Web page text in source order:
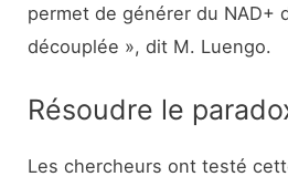
permet de générer du NAD+
découplée », dit M. Luengo.
Résoudre le
Les chercheurs ont testé